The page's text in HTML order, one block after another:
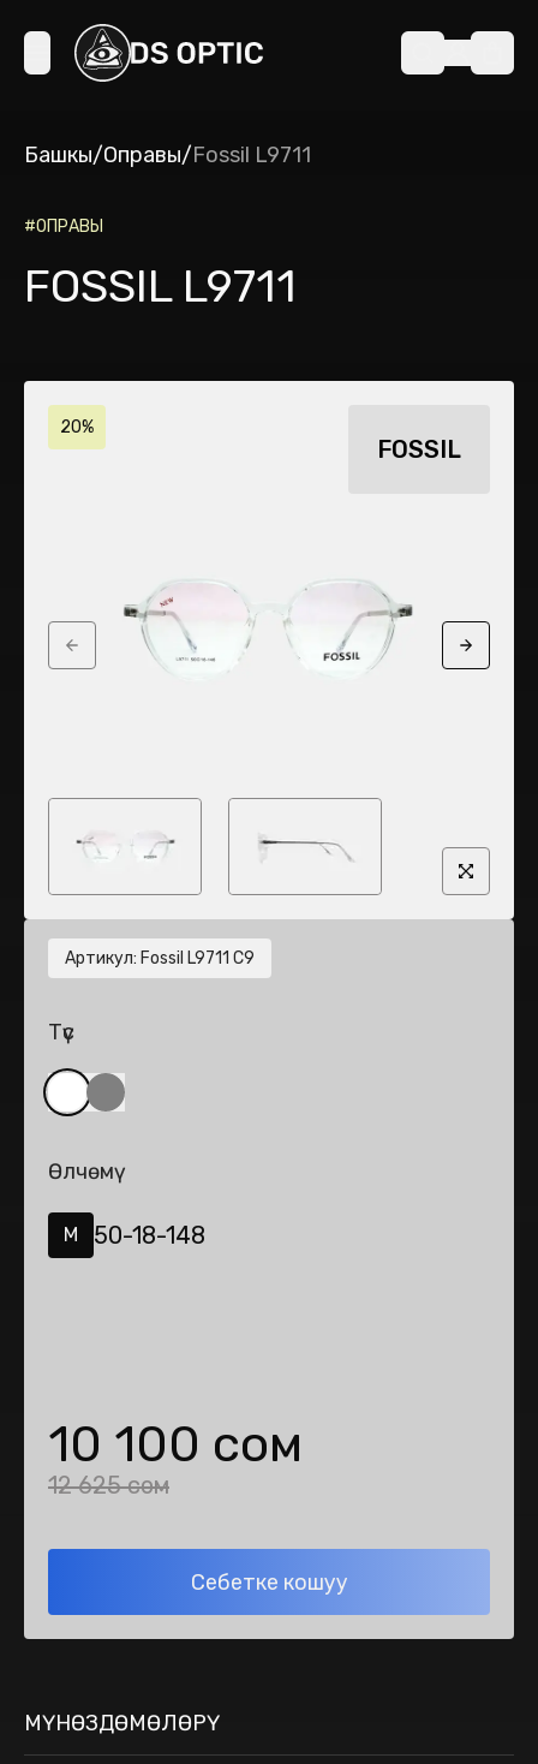
Башкы/Оправы/Fossil L9711
#ОПРАВЫ
FOSSIL L9711
20%
FOSSIL
Previous slide Next
Артикул: Fossil L9711 C9
Түс
Өлчөмү
M 50-18-148
10 100 сом
12 625 сом
Себетке кошуу
МҮНӨЗДӨМӨЛӨРҮ